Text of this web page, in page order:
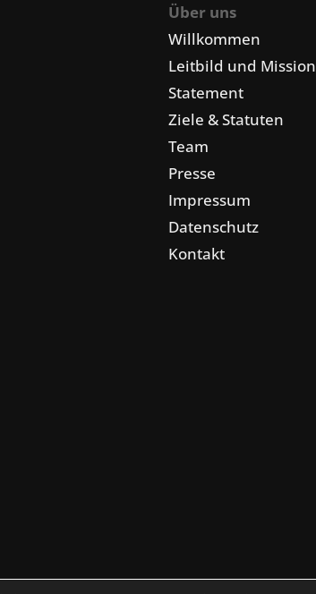
Über uns
Willkommen
Leitbild und Mission
Statement
Ziele & Statuten
Team
Presse
Impressum
Datenschutz
Kontakt